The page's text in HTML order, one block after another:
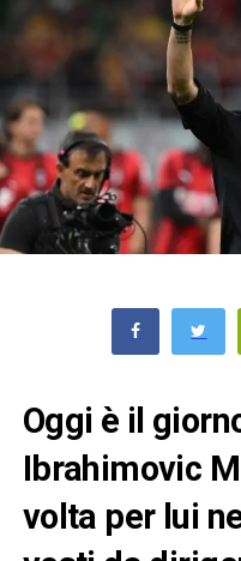
Oggi è il
Ibrahimovic
volta per lui